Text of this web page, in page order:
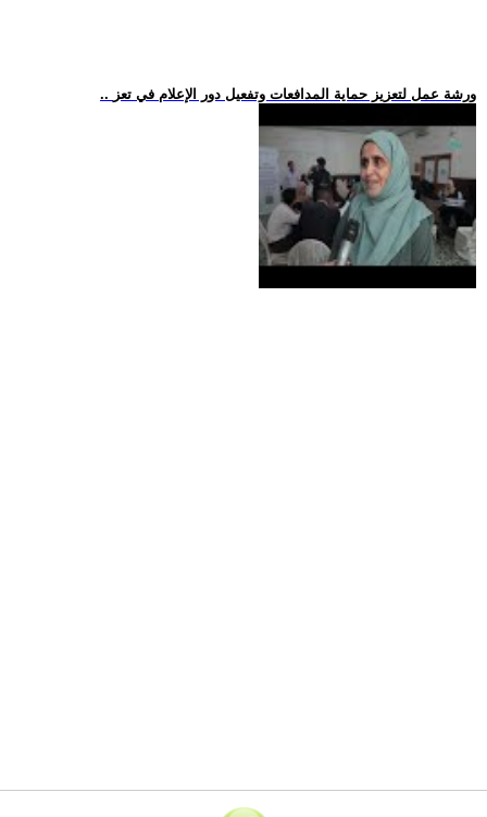
.. ورشة عمل لتعزيز حماية المدافعات وتفعيل دور الإعلام في تعز